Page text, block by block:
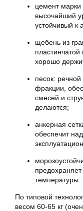
цемент
высочайший
устойчивый к
щебень из
хорошо
песок:
фракции,
смесей и
делаются;
анкерная
обеспечит
предохраняет
температуры.
По типовой
весом 60-65 кг